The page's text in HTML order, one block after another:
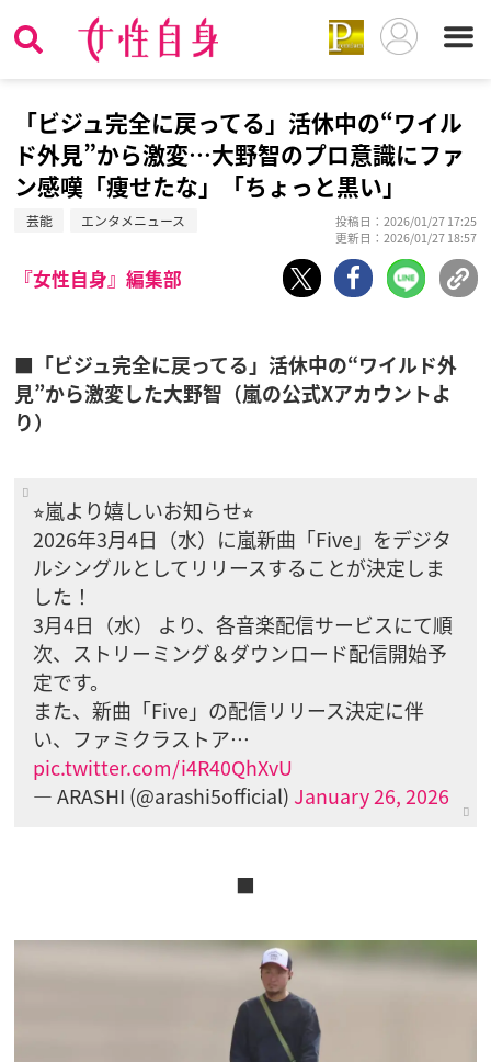
「ビジュ完全に戻ってる」活休中の“ワイル
ド外見”から激変…大野智のプロ意識にファ
ン感嘆「痩せたな」「ちょっと黒い」
芸能 エンタメニュース
投稿日：2026/01/27 17:25
更新日：2026/01/27 18:57
『女性自身』編集部
■「ビジュ完全に戻ってる」活休中の“ワイルド外
見”から激変した大野智（嵐の公式Xアカウントよ
り）
⭐︎嵐より嬉しいお知らせ⭐︎
2026年3月4日（水）に嵐新曲「Five」をデジタ
ルシングルとしてリリースすることが決定しま
した！
3月4日（水） より、各音楽配信サービスにて順
次、ストリーミング＆ダウンロード配信開始予
定です。
また、新曲「Five」の配信リリース決定に伴
い、ファミクラストア…
pic.twitter.com/i4R40QhXvU
— ARASHI (@arashi5official) January 26, 2026
■